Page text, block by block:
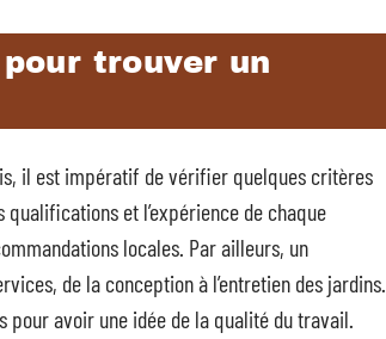
trouver un
il est impératif de vérifier quelques critères
et l’expérience de chaque
locales. Par ailleurs, un
de la conception à l’entretien des jardins.
pour avoir une idée de la qualité du travail.